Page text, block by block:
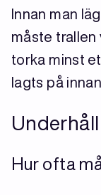
Innan man
måste trallen
torka minst
lagts på
Hur ofta